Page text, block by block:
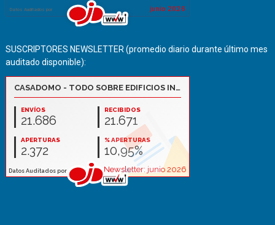
SUSCRIPTORES NEWSLETTER (promedio diario durante último mes
auditado disponible):